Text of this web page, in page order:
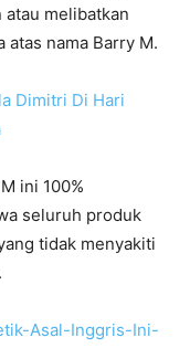
atau melibatkan
atas nama Barry M.
Dimitri Di Hari
ini 100%
seluruh produk
tidak menyakiti